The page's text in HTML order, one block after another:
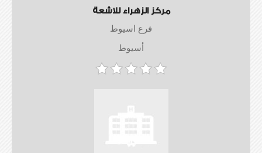
مركز الزهراء للاشعة
فرع اسيوط
أسيوط